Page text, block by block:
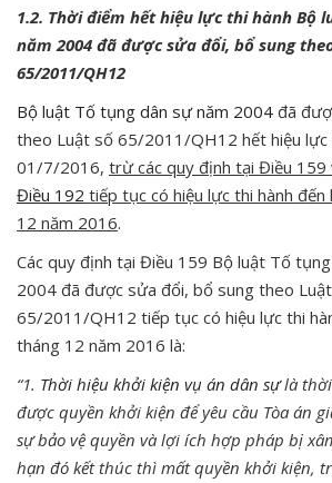
1.2. Thời điểm hết hiệu lực thi hành Bộ
năm 2004 đã được sửa đổi, bổ sung
65/2011/QH12
Bộ luật Tố tụng dân sự năm 2004 đã
theo Luật số 65/2011/QH12 hết hiệu lực
01/7/2016, trừ các quy định tại Điều 159
Điều 192 tiếp tục có hiệu lực thi hành
12 năm 2016.
Các quy định tại Điều 159 Bộ luật Tố
2004 đã được sửa đổi, bổ sung theo
65/2011/QH12 tiếp tục có hiệu lực thi
tháng 12 năm 2016 là:
“1. Thời hiệu khởi kiện vụ án dân sựlà thời
được quyền khởi kiện để yêu cầu Tòa án
sự bảo vệ quyền và lợi ích hợp pháp bị
hạn đó kết thúc thì mất quyền khởi kiện,